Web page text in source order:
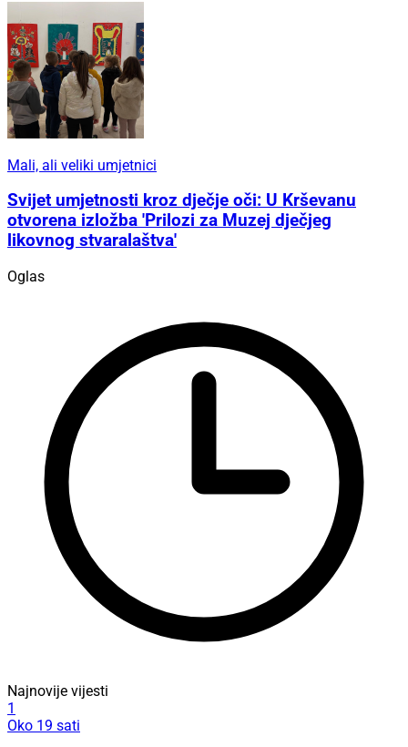
Mali, ali veliki umjetnici
Svijet umjetnosti kroz dječje oči: U Krševanu
otvorena izložba 'Prilozi za Muzej dječjeg
likovnog stvaralaštva'
Oglas
Najnovije vijesti
1
Oko 19 sati